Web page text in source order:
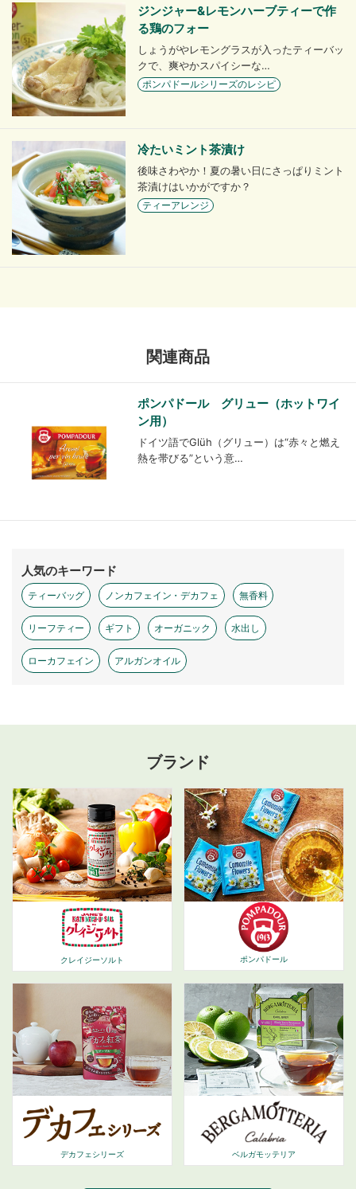
ジンジャー&レモンハーブティーで作
る鶏のフォー
しょうがやレモングラスが入ったティーバッ
クで、爽やかスパイシーな…
ポンパドールシリーズのレシピ
冷たいミント茶漬け
後味さわやか！夏の暑い日にさっぱりミント
茶漬けはいかがですか？
ティーアレンジ
関連商品
ポンパドール グリュー（ホットワイ
ン用）
ドイツ語でGlüh（グリュー）は“赤々と燃え
熱を帯びる”という意…
人気のキーワード
ティーバッグ ノンカフェイン・デカフェ 無香料
リーフティー ギフト オーガニック 水出し
ローカフェイン アルガンオイル
ブランド
クレイジーソルト ポンパドール
デカフェシリーズ ベルガモッテリア